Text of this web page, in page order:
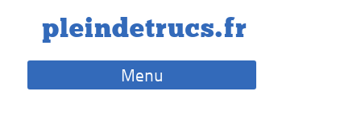
pleindetrucs.fr
Menu